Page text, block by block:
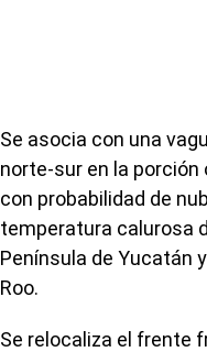
Se asocia con una
norte-sur en la porción
con probabilidad de
temperatura calurosa
Península de Yucatán
Roo.
Se relocaliza el frente